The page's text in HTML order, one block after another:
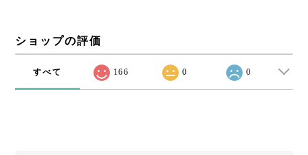
ショップの評価
すべて 166 0 0